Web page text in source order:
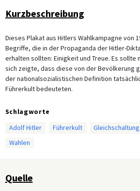
Kurzbeschreibung
Dieses Plakat aus Hitlers Wahlkampagne von
Begriffe, die in der Propaganda der Hitler-
erhalten sollten: Einigkeit und Treue. Es sollte
sich zeigte, dass diese von der Bevölkerung
der nationalsozialistischen Definition
Führerkult bedeuteten.
Schlagworte
Adolf Hitler
Führerkult Gleichschaltung
Wahlen
Quelle